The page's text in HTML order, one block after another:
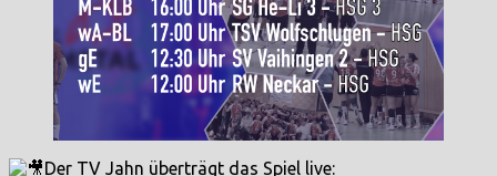
Der TV Jahn überträgt das Spiel live: